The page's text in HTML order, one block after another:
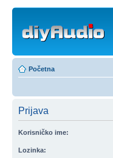
Početna
Prijava
Korisničko ime:
Lozinka: